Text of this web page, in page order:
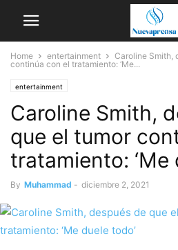
Home entertainment
Caroline Smith,
continúa con el tratamiento: ‘Me...
entertainment
Caroline Smith,
que el tumor
tratamiento: ‘Me
By Muhammad - diciembre 2, 2021